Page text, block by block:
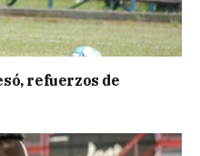
refuerzos de